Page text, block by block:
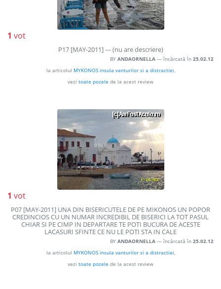
1 vot
P17 [MAY-2011] --- (nu are descriere)
BY ANDAORNELLA — încărcată în 25.02.12
la articolul MYKONOS insula vanturilor si a distractiei,
vezi toate pozele de la acest review
1 vot
P07 [MAY-2011] UNA DIN BISERICUTELE DE PE MIKONOS UN POPOR
CREDINCIOS CU UN NUMAR INCREDIBIL DE BISERICI LA TOT PASUL
CHIAR SI PE CIMP IN DEPARTARE TE POTI BUCURA DE ACESTE
LACASURI SFINTE CE NU LE POTI STA IN CALE
BY ANDAORNELLA — încărcată în 25.02.12
la articolul MYKONOS insula vanturilor si a distractiei,
vezi toate pozele de la acest review